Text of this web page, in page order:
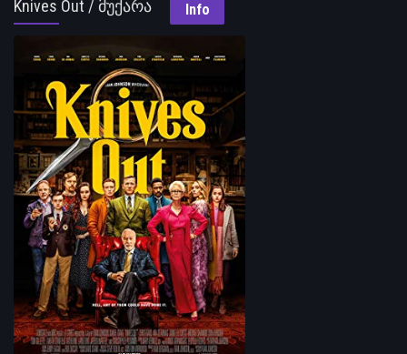
Knives Out / მუქარა Info